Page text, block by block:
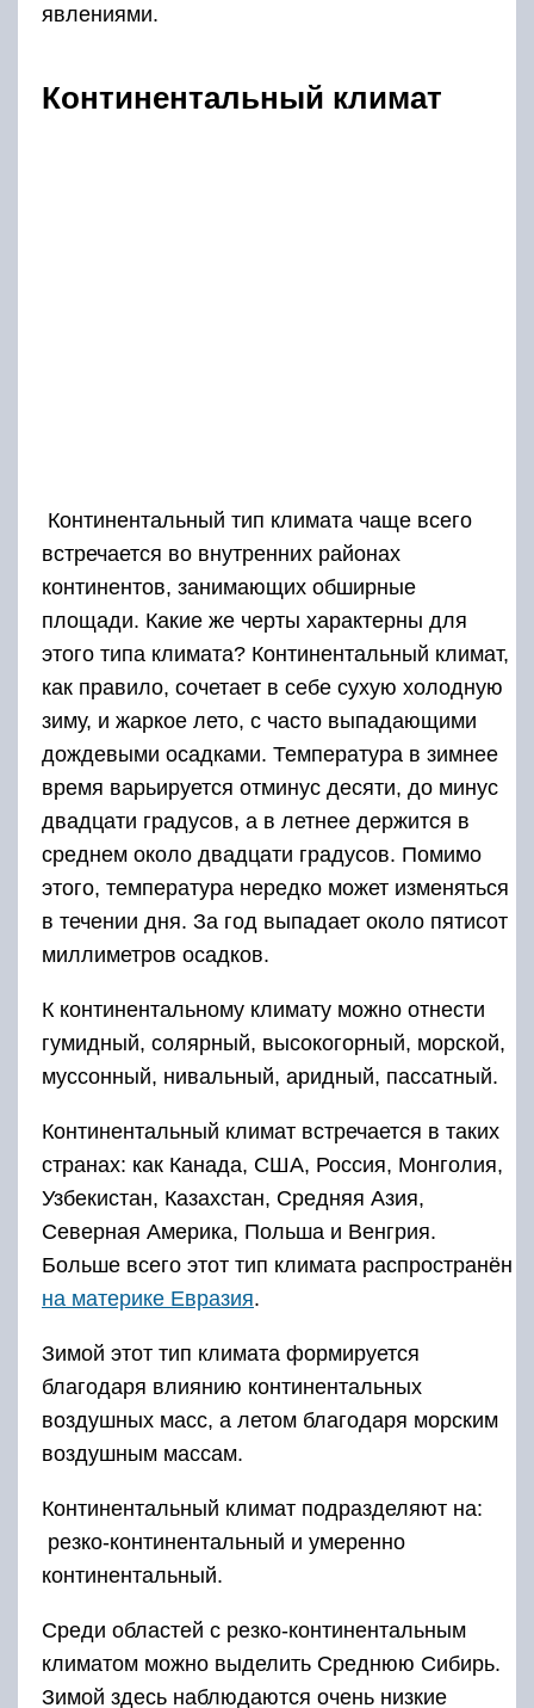
явлениями.
Континентальный климат
Континентальный тип климата чаще всего
встречается во внутренних районах
континентов, занимающих обширные
площади. Какие же черты характерны для
этого типа климата? Континентальный климат,
как правило, сочетает в себе сухую холодную
зиму, и жаркое лето, с часто выпадающими
дождевыми осадками. Температура в зимнее
время варьируется отминус десяти, до минус
двадцати градусов, а в летнее держится в
среднем около двадцати градусов. Помимо
этого, температура нередко может изменяться
в течении дня. За год выпадает около пятисот
миллиметров осадков.
К континентальному климату можно отнести
гумидный, солярный, высокогорный, морской,
муссонный, нивальный, аридный, пассатный.
Континентальный климат встречается в таких
странах: как Канада, США, Россия, Монголия,
Узбекистан, Казахстан, Средняя Азия,
Северная Америка, Польша и Венгрия.
Больше всего этот тип климата распространён
на материке Евразия.
Зимой этот тип климата формируется
благодаря влиянию континентальных
воздушных масс, а летом благодаря морским
воздушным массам.
Континентальный климат подразделяют на:
резко-континентальный и умеренно
континентальный.
Среди областей с резко-континентальным
климатом можно выделить Среднюю Сибирь.
Зимой здесь наблюдаются очень низкие